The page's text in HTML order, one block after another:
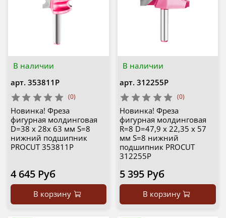
В наличии
арт. 353811P
(0)
Новинка! Фреза
фигурная молдинговая
D=38 x 28x 63 мм S=8
нижний подшипник
PROCUT 353811P
4 645 Руб
В корзину
В наличии
арт. 312255P
(0)
Новинка! Фреза
фигурная молдинговая
R=8 D=47,9 x 22,35 x 57
мм S=8 нижний
подшипник PROCUT
312255P
5 395 Руб
В корзину